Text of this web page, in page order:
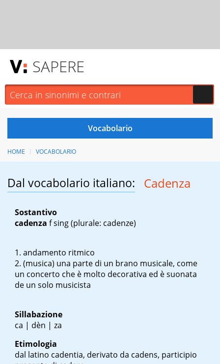
SAPERE
HOME VOCABOLARIO
Dal vocabolario italiano: Cadenza
Sostantivo
cadenza f sing(plurale: cadenze)
andamento ritmico
(musica) una parte di un brano musicale, come
un concerto che è molto decorativa ed è suonata
de un solo musicista
Sillabazione
ca | dèn | za
Etimologia
dal latino cadentia, derivato da cadens, participio